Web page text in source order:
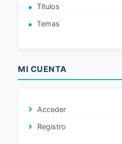
Títulos
Temas
MI CUENTA
Acceder
Registro